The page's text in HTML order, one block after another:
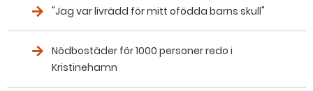
"Jag var livrädd för mitt ofödda barns skull"
Nödbostäder för 1000 personer redo i
Kristinehamn